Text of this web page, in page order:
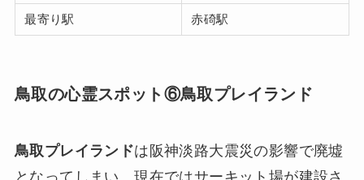
最寄り駅 赤碕駅
鳥取の心霊スポット⑥鳥取プレイランド
鳥取プレイランドは阪神淡路大震災の影響で廃墟
となってしまい、現在ではサーキット場が建設さ